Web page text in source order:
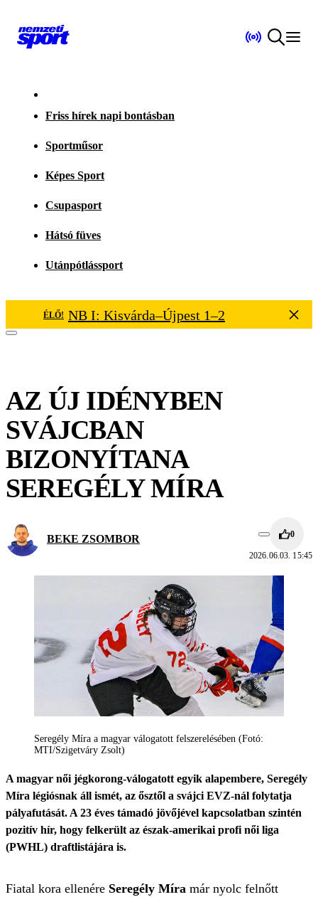
Friss hírek napi bontásban
Sportműsor
Képes Sport
Csupasport
Hátsó füves
Utánpótlássport
ÉLŐ! NB I: Kisvárda–Újpest 1–2
AZ ÚJ IDÉNYBEN
SVÁJCBAN
BIZONYÍTANA
SEREGÉLY MÍRA
BEKE ZSOMBOR 0
2026.06.03. 15:45
Seregély Míra a magyar válogatott felszerelésében (Fotó:
MTI/Szigetváry Zsolt)
A magyar női jégkorong-válogatott egyik alapembere, Seregély
Míra légiósnak áll ismét, az ősztől a svájci EVZ-nál folytatja
pályafutását. A 23 éves támadó jövőjével kapcsolatban szintén
pozitív hír, hogy felkerült az észak-amerikai profi női liga
(PWHL) draftlistájára is.
Fiatal kora ellenére Seregély Míra már nyolc felnőtt